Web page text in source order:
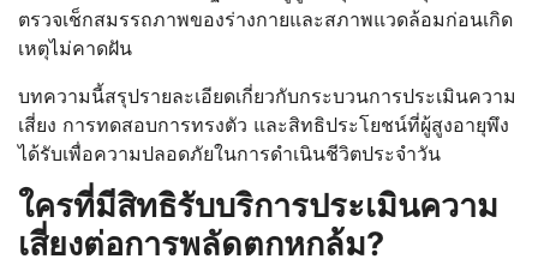
ตรวจเช็กสมรรถภาพของร่างกายและสภาพแวดล้อมก่อนเกิด
เหตุไม่คาดฝัน
บทความนี้สรุปรายละเอียดเกี่ยวกับกระบวนการประเมินความ
เสี่ยง การทดสอบการทรงตัว และสิทธิประโยชน์ที่ผู้สูงอายุพึง
ได้รับเพื่อความปลอดภัยในการดำเนินชีวิตประจำวัน
ใครที่มีสิทธิรับบริการประเมินความ
เสี่ยงต่อการพลัดตกหกล้ม?